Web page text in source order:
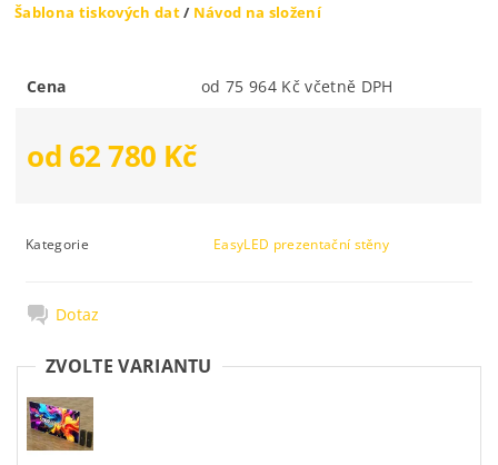
Šablona tiskových dat/ Návod na složení
Cena od 75 964 Kč včetně DPH
od 62 780 Kč
Kategorie EasyLED prezentační stěny
Dotaz
ZVOLTE VARIANTU